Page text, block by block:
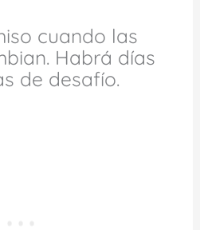
cuando las
Habrá días
de desafío.